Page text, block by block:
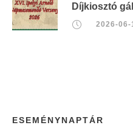
Díjkiosztó
2026-06-
ESEMÉNYNAPTÁR